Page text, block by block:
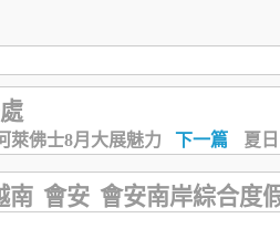
萊佛士8月大展魅力 下一篇 夏
南 會安 會安南岸綜合度